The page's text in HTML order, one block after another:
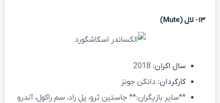
۱۳- لال (Mute)
سال اکران:
کارگردان: دانکن جونز
**سایر بازیگران:** جاستین ثرو، پل راد، سم راکول، آندرو